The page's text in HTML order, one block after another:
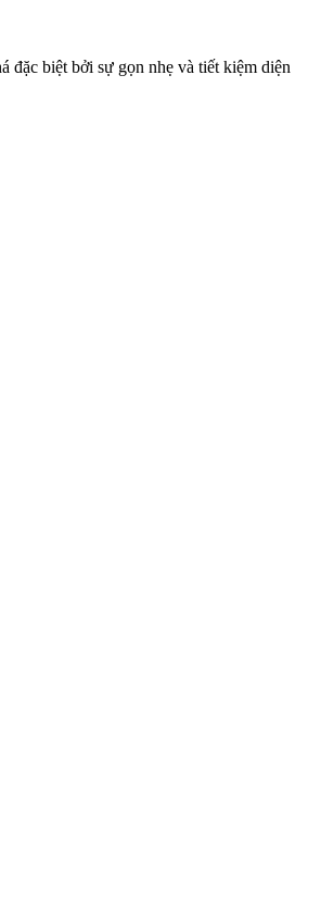
đặc biệt bởi sự gọn nhẹ và tiết kiệm diện